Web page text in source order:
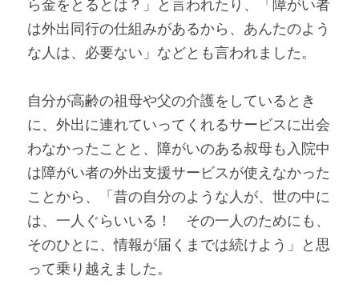
ら金をとるとは？」と言われたり、「障がい者
は外出同行の仕組みがあるから、あんたのよう
な人は、必要ない」などとも言われました。
自分が高齢の祖母や父の介護をしているとき
に、外出に連れていってくれるサービスに出会
わなかったことと、障がいのある叔母も入院中
は障がい者の外出支援サービスが使えなかった
ことから、「昔の自分のような人が、世の中に
は、一人ぐらいいる！　その一人のためにも、
そのひとに、情報が届くまでは続けよう」と思
って乗り越えました。